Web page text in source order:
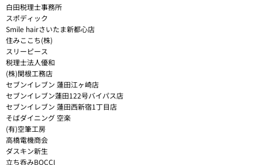
白田税理士事務所
スポディック
Smile hairさいたま新都心店
住みここち(株)
スリーピース
税理士法人優和
(株)関根工務店
セブンイレブン 蓮田江ヶ崎店
セブンイレブン蓮田122号バイパス店
セブンイレブン 蓮田西新宿1丁目店
そばダイニング 空楽
(有)空筆工房
高橋電機商会
ダスキン新生
立ち呑みBOCCI